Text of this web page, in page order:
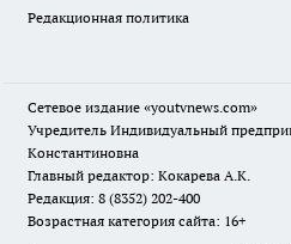
Редакционная политика
Сетевое издание «youtvnews.com»
Учредитель Индивидуальный
Константиновна
Главный редактор: Кокарева А.К.
Редакция: 8 (8352) 202-400
Возрастная категория сайта: 16+